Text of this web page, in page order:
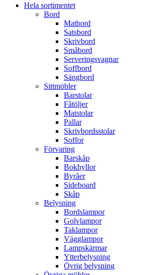
Hela sortimentet
Bord
Matbord
Satsbord
Skrivbord
Småbord
Serveringsvagnar
Soffbord
Sängbord
Sittmöbler
Barstolar
Fåtöljer
Matstolar
Pallar
Skrivbordsstolar
Soffor
Förvaring
Barskåp
Bokhyllor
Byråer
Sideboard
Skåp
Belysning
Bordslampor
Golvlampor
Taklampor
Vägglampor
Lampskärmar
Ytterbelysning
Övrig belysning